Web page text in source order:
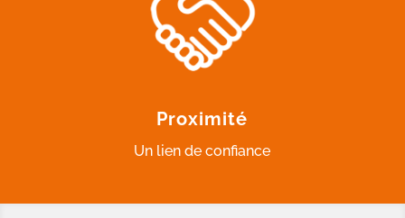
Proximité
Un lien de confiance